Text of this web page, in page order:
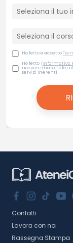
Ho letto e accetto
Ho letto l'Informativa
ricevere materiale
servizi inerenti
Contatti
Lavora con noi
Rassegna Stampa